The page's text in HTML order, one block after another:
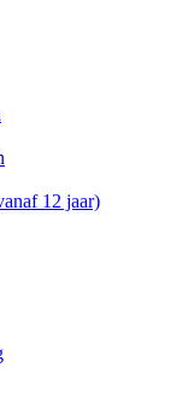
12 jaar)